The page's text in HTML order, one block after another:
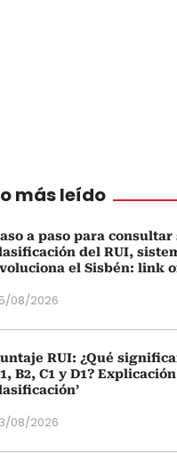
más leído
a paso para consultar
del RUI,
el Sisbén: link
08/2026
RUI: ¿Qué
B2, C1 y D1?
08/2026